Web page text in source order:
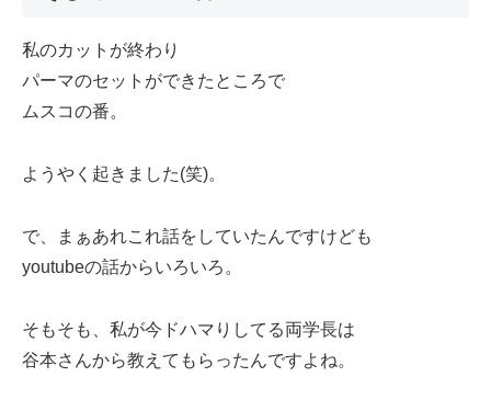
私のカットが終わり
パーマのセットができたところで
ムスコの番。
ようやく起きました(笑)。
で、まぁあれこれ話をしていたんですけども
youtubeの話からいろいろ。
そもそも、私が今ドハマりしてる両学長は
谷本さんから教えてもらったんですよね。